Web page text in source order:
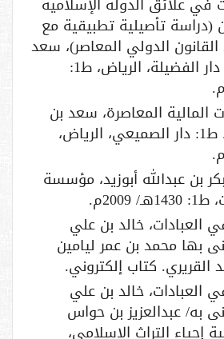
(دراسة تأصيلية تطبيقية مع
القانون الدولي المعاصر)، سعد
مطر العتيبي، دار الفضيلة، الرياض، ط1:
المالية المعاصرة، سعد بن
تركي الخثلان، ط1: دار الصميعي، الرياض،
بن عبدالله أبوزيد، مؤسسة
2009م.
العبادات، خالد بن علي
بها محمد بن عمر ليامين
القريري. كتاب إلكتروني.
العبادات، خالد بن علي
به/ عبدالعزيز بن حواس
إحياء التراث الإسلامي،